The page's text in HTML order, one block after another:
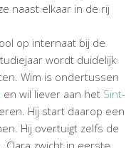
naast elkaar in de rij
op internaat bij de
wordt duidelijk
Wim is ondertussen
en wil liever aan het Sint-
Hij start daarop een
Hij overtuigt zelfs de
zwicht in eerste